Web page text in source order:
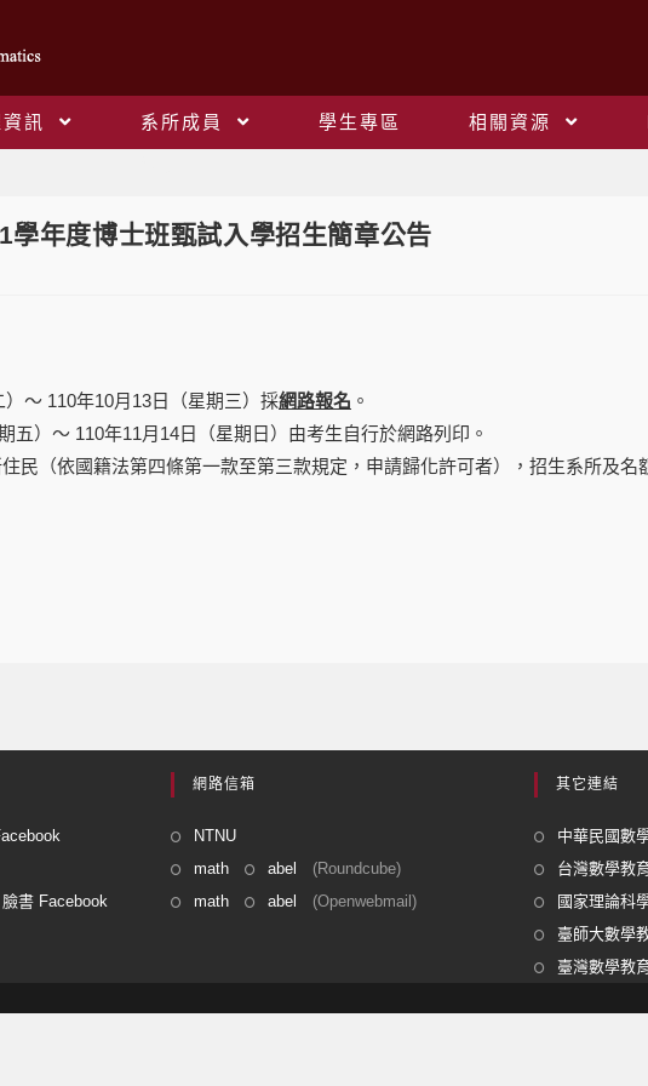
訊 系所成員 學生專區 相關資源
學年度博士班甄試入學招生簡章公告
～ 110年10月13日（星期三）採網路報名 。
五）～ 110年11月14日（星期日）由考生自行於網路列印。
民（依國籍法第四條第一款至第三款規定，申請歸化許可者），招生系所及名
書 Facebook
網路信箱
NTNU
math
abel
(Roundcube)
math
abel (Openwebmail)
其它連結
中華民國數
台灣數學教
國家理論科
臺師大數學
臺灣數學教